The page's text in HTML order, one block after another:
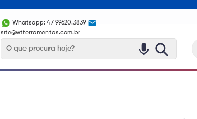
Whatsapp: 47 99620.3839
site@wtferramentas.com.br